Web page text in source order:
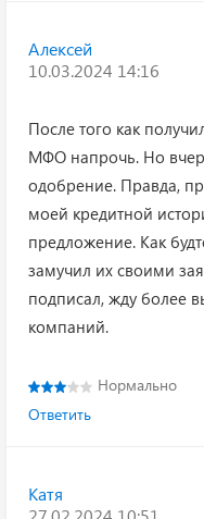
Алексей
10.03.2024 14:16
После того как
МФО напрочь. Но
одобрение. Правда,
моей кредитной
предложение. Как
замучил их своими
подписал, жду более
компаний.
Нормально
Ответить
Катя